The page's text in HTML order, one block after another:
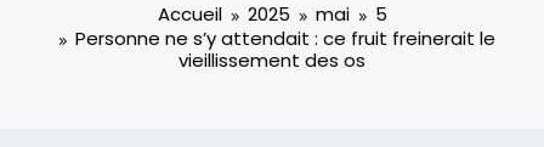
Accueil 2025 mai
5
Personne ne s’y attendait : ce fruit freinerait le
vieillissement des os